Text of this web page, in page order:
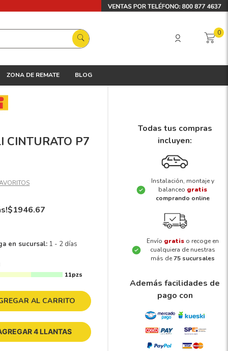
0
ZONA DE REMATE BLOG
CINTURATO P7
$1946.67
en sucursal: 1 - 2 días
11pzs
AL CARRITO
4 LLANTAS
Todas tus compras
incluyen:
Instalación, montaje y
balanceo gratis
comprando online
Envío gratis o recoge en
cualquiera de nuestras
más de75 sucursales
Además facilidades de
pago con